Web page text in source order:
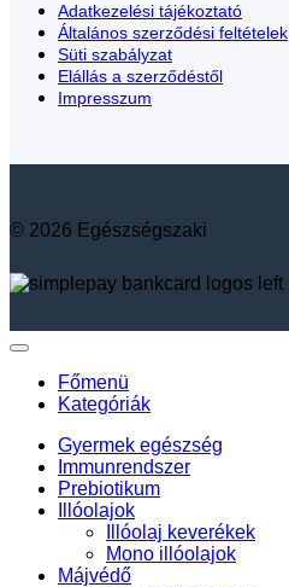
Adatkezelési tájékoztató
Általános szerződési feltételek
Süti szabályzat
Elállás a szerződéstől
Impresszum
© 2026 Egészségszaki
Főmenü
Kategóriák
Gyermek egészség
Immunrendszer
Prebiotikum
Illóolajok
Illóolaj keverékek
Mono illóolajok
Májvédő